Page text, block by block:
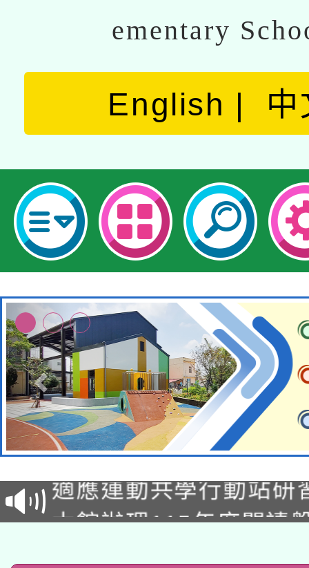
ementary
English 中
本校115學年度第2次
招甄選結果公告(無人
招)
適應運動共學行動站研
本館辦理115年度閱讀